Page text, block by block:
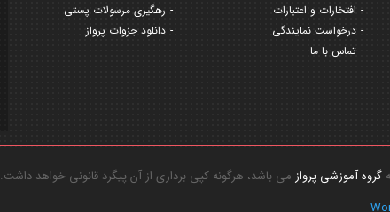
رهگیری مرسولات پستی
دانلود جزوات پرواز
افتخارات و اعتبارات
درخواست نمایندگی
تماس با ما
گروه آموزشی پرواز می باشد، هرگونه کپی برداری از آن پیگرد قانونی خواهد داشت.